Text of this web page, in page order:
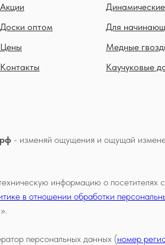
Акции
Доски оптом
Цены
Контакты
Динамические
Для
Медные
Каучуковые
- изменяй ощущения и ощущай
информацию о
в отношении обработки
персональных данных (номер